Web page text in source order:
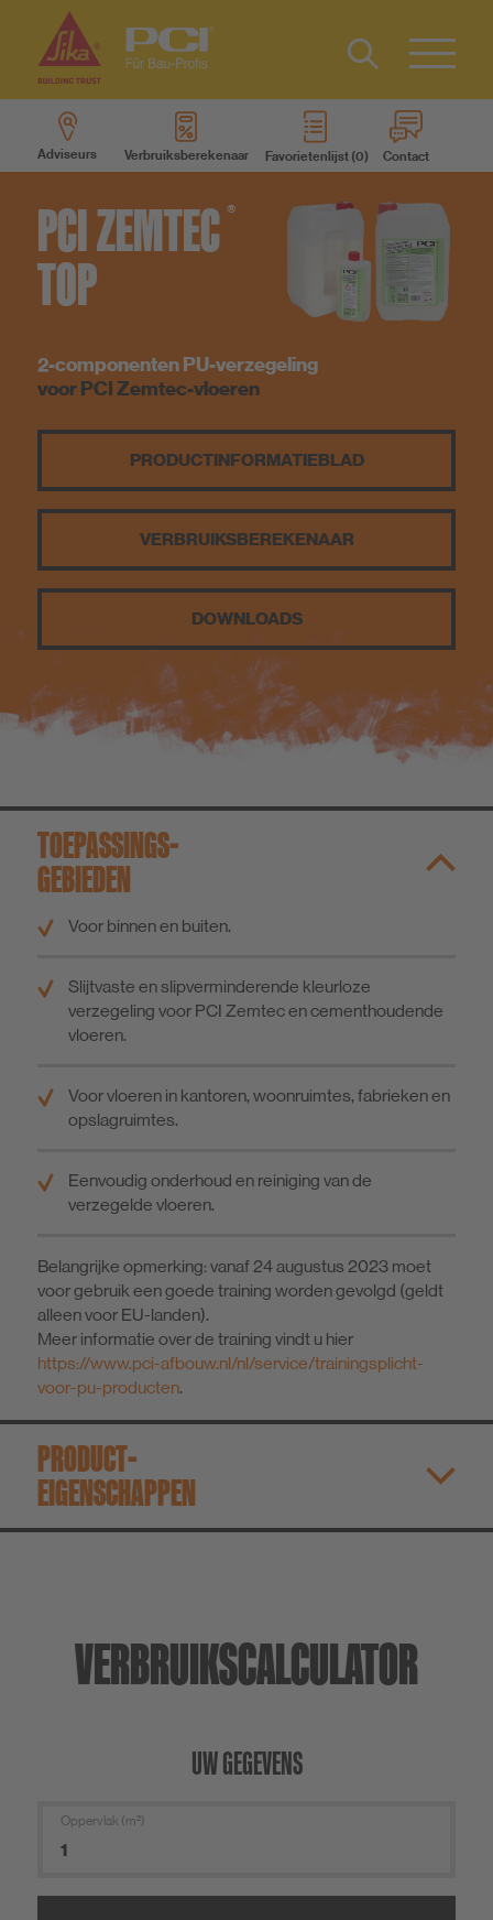
Producten
Productsystemen
Weten
Over ons
Type 2 or
more
characters
Adviseurs Verbruiksberekenaar Favorietenlijst Contact
Contact
FR
PCIZEMTEC ®
TOP
2-componenten PU-verzegeling
voor PCI Zemtec-vloeren
PRODUCT­INFORMATIEBLAD
VERBRUIKS­BEREKENAAR
DOWNLOADS
TOEPASSINGS­
GEBIEDEN
Voor binnen en buiten.
Slijtvaste en slipverminderende kleurloze
verzegeling voor PCI Zemtec en cementhoudende
vloeren.
Voor vloeren in kantoren, woonruimtes, fabrieken en
opslagruimtes.
Eenvoudig onderhoud en reiniging van de
verzegelde vloeren.
Belangrijke opmerking: vanaf 24 augustus 2023 moet
voor gebruik een goede training worden gevolgd (geldt
alleen voor EU-landen).
Meer informatie over de training vindt u hier
https://www.pci-afbouw.nl/nl/service/trainingsplicht-
voor-pu-producten.
PRODUCT­
EIGENSCHAPPEN
VERBRUIKSCALCULATOR
UW GEGEVENS
Oppervlak (m²)